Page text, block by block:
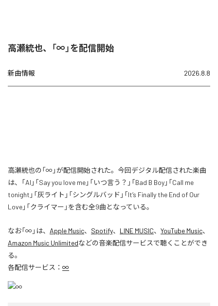
高瀬統也、「∞」を配信開始
新曲情報 2026.8.8
高瀬統也の「∞」が配信開始された。今回デジタル配信された楽曲
は、「AI」「Say you love me」「いつ言う？」「Bad B Boy」「Call me
tonight」「灰ライト」「シングルバッド」「It’s Finally the End of Our
Love」「クライマー」を含む全9曲となっている。
なお「∞ 」は、 Apple Music、 Spotify、 LINE MUSIC、 YouTube Music、
Amazon Music Unlimitedなどの音楽配信サービスで聴くことができ
る。
各配信サービス： ∞